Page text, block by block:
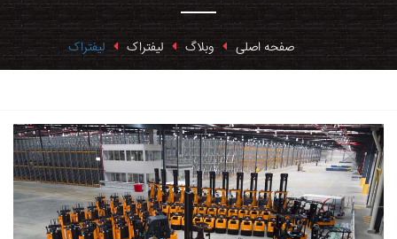
صفحه اصلی وبلاگ لیفتراک لیفتراک